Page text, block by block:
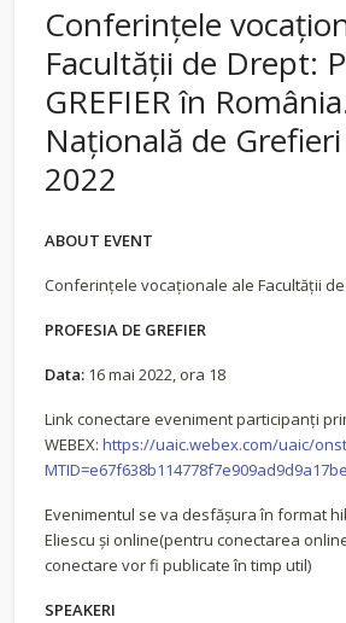
Conferințele
Facultății de Drept:
GREFIER în
Națională de
2022
ABOUT EVENT
Conferințele vocaționale ale Facultății
PROFESIA DE GREFIER
Data: 16 mai 2022, ora 18
Link conectare eveniment participanţi
WEBEX: https://uaic.webex.com/uaic/
Evenimentul se va desfăşura în format
Eliescu şi online(pentru conectarea
conectare vor fi publicate în timp util)
SPEAKERI